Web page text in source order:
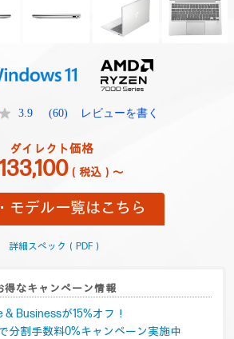
3.9
レ
ュ
ー
を
む.
同
ー
リ
ン
ク。
(60) レビューを書く
ダイレクト価格
（税込）～
モデル一覧はこちら
詳細スペック（PDF）
得なキャンペーン情報
Businessが15%オフ！
分割手数料0%キャンペーン実施中